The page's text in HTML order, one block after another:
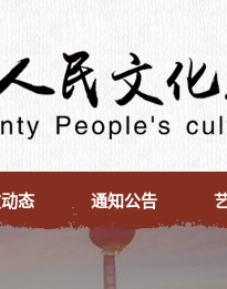
态 通知公告